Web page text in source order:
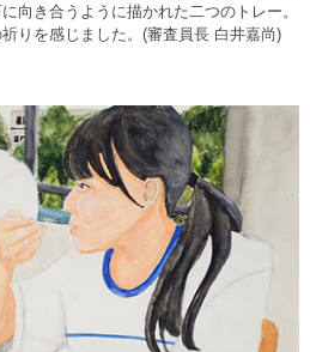
向き合うように描かれた二つのトレー。
りを感じました。(審査員長 白井嘉尚)